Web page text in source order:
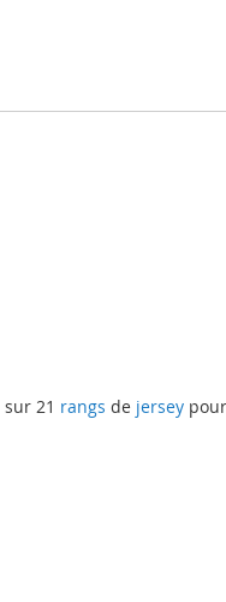
sur 21 rangs de jersey